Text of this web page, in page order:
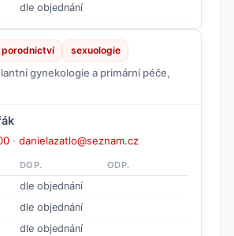
dle objednání
porodnictví sexuologie
gynekologie a primární péče,
· danielazatlo@seznam.cz
DOP. ODP.
dle objednání
dle objednání
dle objednání